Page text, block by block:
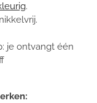
.
je ontvangt één